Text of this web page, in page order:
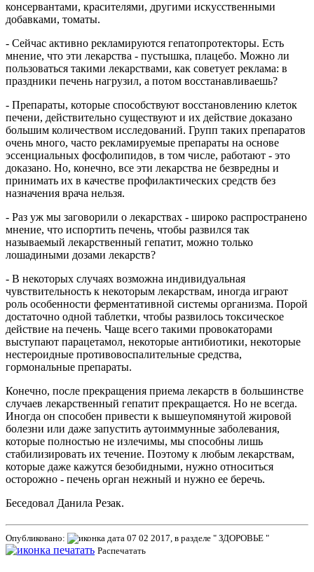
консервантами, красителями, другими искусственными
добавками, томаты.
- Сейчас активно рекламируются гепатопротекторы. Есть
мнение, что эти лекарства - пустышка, плацебо. Можно ли
пользоваться такими лекарствами, как советует реклама: в
праздники печень нагрузил, а потом восстанавливаешь?
- Препараты, которые способствуют восстановлению клеток
печени, действительно существуют и их действие доказано
большим количеством исследований. Групп таких препаратов
очень много, часто рекламируемые препараты на основе
эссенциальных фосфолипидов, в том числе, работают - это
доказано. Но, конечно, все эти лекарства не безвредны и
принимать их в качестве профилактических средств без
назначения врача нельзя.
- Раз уж мы заговорили о лекарствах - широко распространено
мнение, что испортить печень, чтобы развился так
называемый лекарственный гепатит, можно только
лошадиными дозами лекарств?
- В некоторых случаях возможна индивидуальная
чувствительность к некоторым лекарствам, иногда играют
роль особенности ферментативной системы организма. Порой
достаточно одной таблетки, чтобы развилось токсическое
действие на печень. Чаще всего такими провокаторами
выступают парацетамол, некоторые антибиотики, некоторые
нестероидные противовоспалительные средства,
гормональные препараты.
Конечно, после прекращения приема лекарств в большинстве
случаев лекарственный гепатит прекращается. Но не всегда.
Иногда он способен привести к вышеупомянутой жировой
болезни или даже запустить аутоиммунные заболевания,
которые полностью не излечимы, мы способны лишь
стабилизировать их течение. Поэтому к любым лекарствам,
которые даже кажутся безобидными, нужно относиться
осторожно - печень орган нежный и нужно ее беречь.
Беседовал Данила Резак.
Опубликовано:
07 02 2017, в разделе " ЗДОРОВЬЕ "
Распечатать